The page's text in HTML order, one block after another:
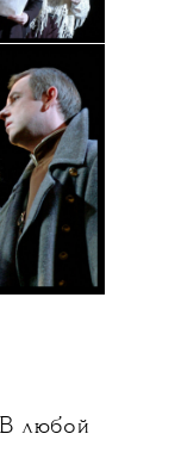
любой